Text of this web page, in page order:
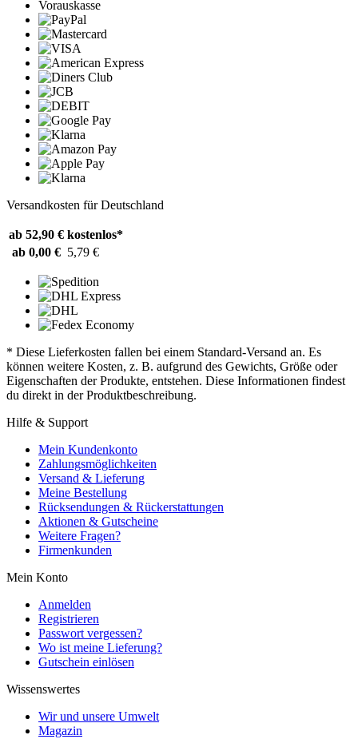
Vorauskasse
Versandkosten für Deutschland
ab 52,90 € kostenlos*
ab 0,00 € 5,79 €
* Diese Lieferkosten fallen bei einem Standard-Versand an. Es
können weitere Kosten, z. B. aufgrund des Gewichts, Größe oder
Eigenschaften der Produkte, entstehen. Diese Informationen findest
du direkt in der Produktbeschreibung.
Hilfe & Support
Mein Kundenkonto
Zahlungsmöglichkeiten
Versand & Lieferung
Meine Bestellung
Rücksendungen & Rückerstattungen
Aktionen & Gutscheine
Weitere Fragen?
Firmenkunden
Mein Konto
Anmelden
Registrieren
Passwort vergessen?
Wo ist meine Lieferung?
Gutschein einlösen
Wissenswertes
Wir und unsere Umwelt
Magazin